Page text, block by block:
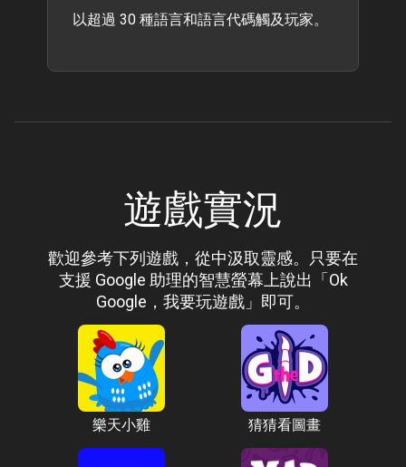
以超過 30 種語言和語言代碼觸及玩家。
遊戲實況
歡迎參考下列遊戲，從中汲取靈感。只要在
支援 Google 助理的智慧螢幕上說出「Ok
Google，我要玩遊戲」即可。
樂天小雞 猜猜看圖畫